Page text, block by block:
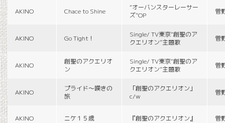
AKINO Chace to Shine
“オーバンスターレーサー
ズ”OP
菅
AKINO Go Tight！
Single/ TV東京“創聖のア
クエリオン”主題歌
菅
AKINO
創聖のアクエリオ
ン
Single/ TV東京“創聖のア
クエリオン”主題歌
菅
AKINO
プライド〜嘆きの
旅
「創聖のアクエリオン」
c/w
菅
AKINO ニケ１５歳 『創聖のアクエリオン』 菅